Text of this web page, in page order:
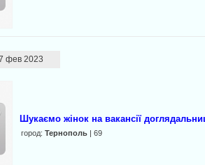
фев 2023
Шукаємо жінок на вакансії
город: Тернополь| 69